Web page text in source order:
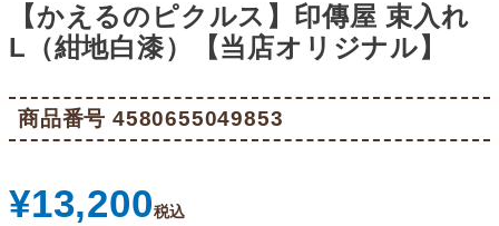
【かえるのピクルス】印傳屋 束入れ
L（紺地白漆）【当店オリジナル】
商品番号 4580655049853
¥13,200税込